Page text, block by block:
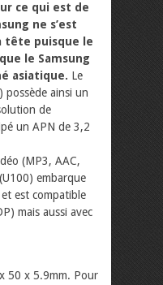
ce qui est de
ne s’est
tête puisque le
le Samsung
asiatique. Le
possède ainsi un
de
un APN de 3,2
(MP3, AAC,
embarque
est compatible
mais aussi avec
50 x 5.9mm. Pour